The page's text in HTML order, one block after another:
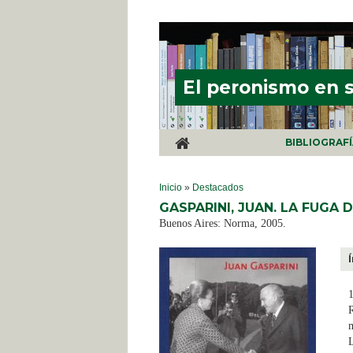
El peronismo en
SE ENCUENTRA USTED AQUÍ
Inicio » Destacados
GASPARINI, JUAN. LA FUGA
Buenos Aires: Norma, 2005.